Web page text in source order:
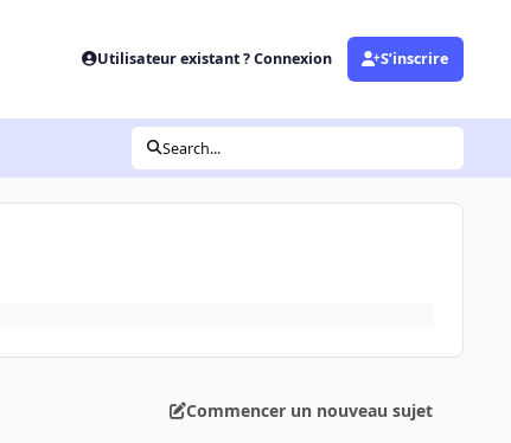
Utilisateur existant ? Connexion S’inscrire
Search...
Commencer un nouveau sujet